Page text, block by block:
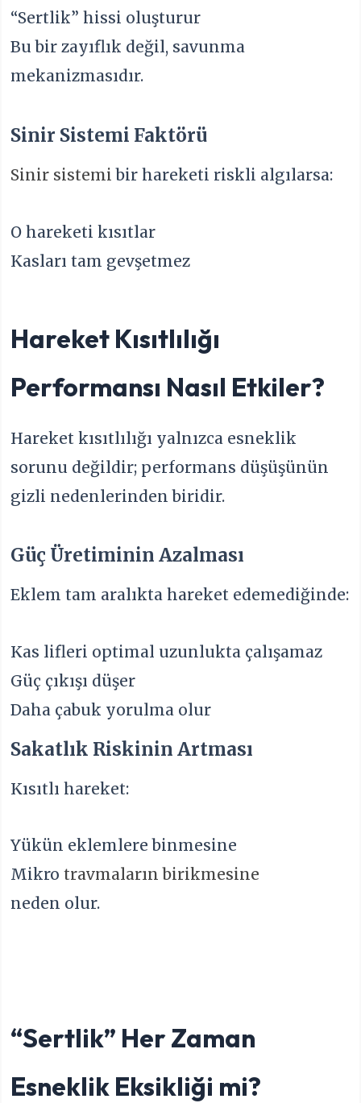
“Sertlik” hissi oluşturur
Bu bir zayıflık değil, savunma
mekanizmasıdır.
Sinir Sistemi Faktörü
Sinir sistemi bir hareketi riskli algılarsa:
O hareketi kısıtlar
Kasları tam gevşetmez
Hareket Kısıtlılığı
Performansı Nasıl Etkiler?
Hareket kısıtlılığı yalnızca esneklik
sorunu değildir; performans düşüşünün
gizli nedenlerinden biridir.
Güç Üretiminin Azalması
Eklem tam aralıkta hareket edemediğinde:
Kas lifleri optimal uzunlukta çalışamaz
Güç çıkışı düşer
Daha çabuk yorulma olur
Sakatlık Riskinin Artması
Kısıtlı hareket:
Yükün eklemlere binmesine
Mikro travmaların birikmesine
neden olur.
“Sertlik” Her Zaman
Esneklik Eksikliği mi?